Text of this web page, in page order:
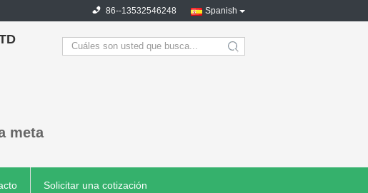
Spanish
86--13532546248
meta
search
Solicitar una cotización